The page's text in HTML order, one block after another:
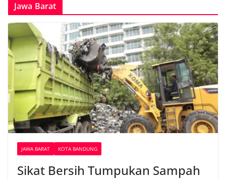
Jawa Barat
JAWA BARAT KOTA BANDUNG
Sikat Bersih Tumpukan Sampah